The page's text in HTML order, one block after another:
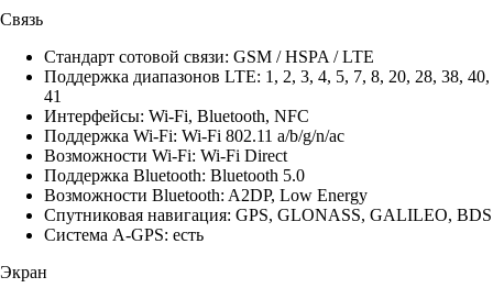
Связь
Стандарт сотовой связи: GSM / HSPA / LTE
Поддержка диапазонов LTE: 1, 2, 3, 4, 5, 7, 8, 20, 28, 38, 40,
41
Интерфейсы: Wi-Fi, Bluetooth, NFC
Поддержка Wi-Fi: Wi-Fi 802.11 a/b/g/n/ac
Возможности Wi-Fi: Wi-Fi Direct
Поддержка Bluetooth: Bluetooth 5.0
Возможности Bluetooth: A2DP, Low Energy
Спутниковая навигация: GPS, GLONASS, GALILEO, BDS
Система A-GPS: есть
Экран